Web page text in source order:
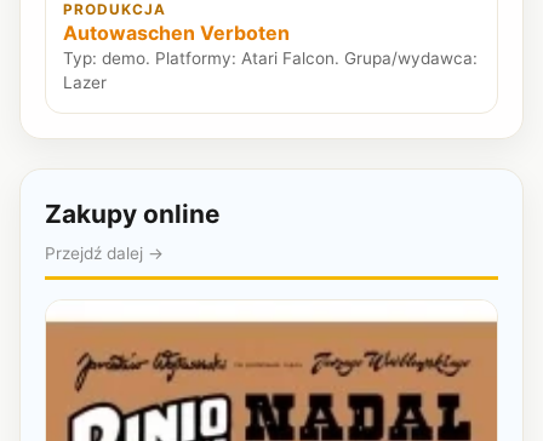
PRODUKCJA
Autowaschen Verboten
Typ: demo. Platformy: Atari Falcon. Grupa/wydawca:
Lazer
Zakupy online
Przejdź dalej →